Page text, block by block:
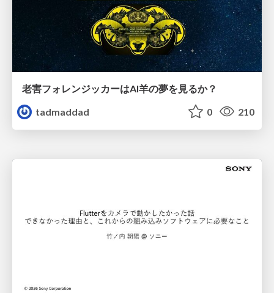
老害フォレンジッカーはAI羊の夢を見るか？
tadmaddad
0 210